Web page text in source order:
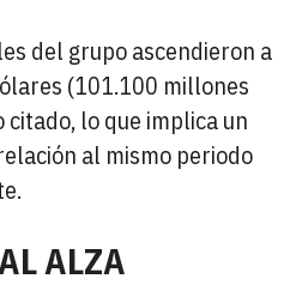
del grupo ascendieron a
(101.100 millones
lo que implica un
al mismo periodo
ALZA